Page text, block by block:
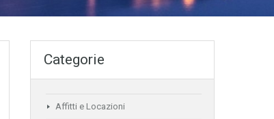
Categorie
Affitti e Locazioni